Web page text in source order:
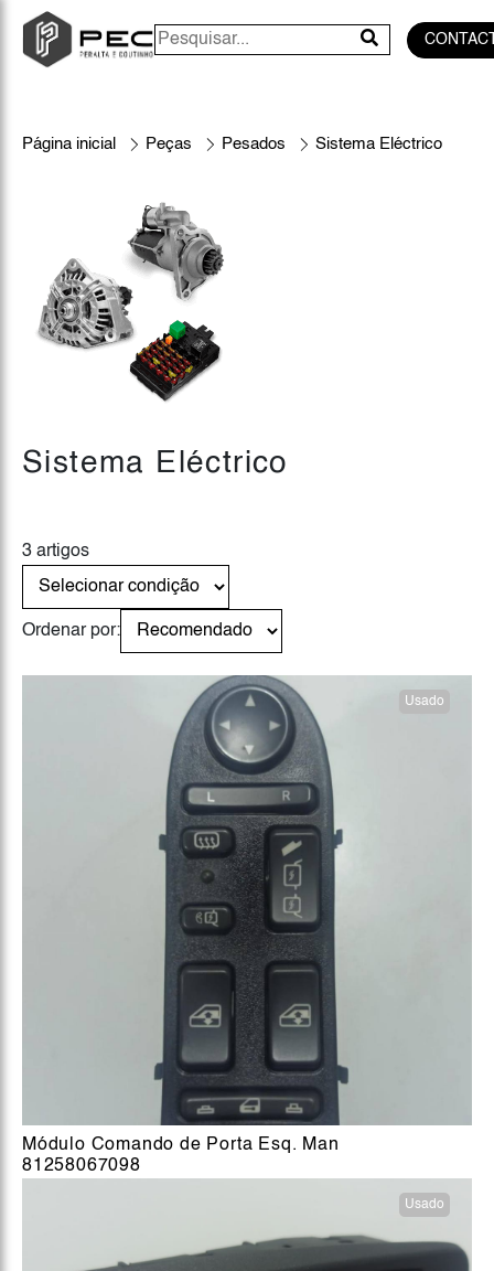
Página inicial Peças Pesados Sistema Eléctrico
Sistema Eléctrico
3 artigos
Ordenar por:
Usado
Módulo Comando de Porta Esq. Man
81258067098
Usado